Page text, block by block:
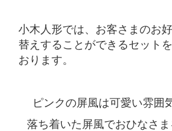
小木人形では、お客さまのお
替えすることができるセット
おります。
ピンクの屏風は可愛い雰囲
落ち着いた屏風でおひなさ